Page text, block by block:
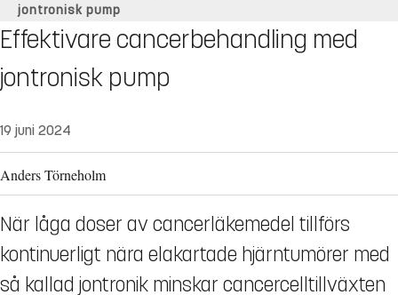
jontronisk pump
Effektivare cancerbehandling med
jontronisk pump
19 juni 2024
Anders Törneholm
När låga doser av cancerläkemedel tillförs
kontinuerligt nära elakartade hjärntumörer med
så kallad jontronik minskar cancercelltillväxten